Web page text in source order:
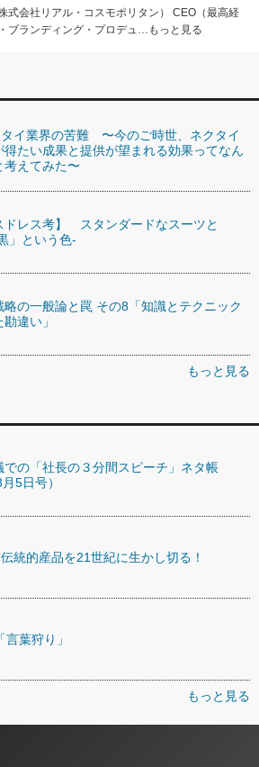
式会社リアル・コスモポリタン） CEO（最高経
ブランディング・プロデュ…もっと見る
イ業界の苦難 〜今のご時世、ネクタイ
得たい成果と提供が望まれる効果ってなん
考えてみた〜
ドレス考】 スタンダードなスーツと
」という色-
略の一般論と罠 その8「知識とテクニック
違い」
もっと見る
での「社長の３分間スピーチ」ネタ帳
5日号）
統的産品を21世紀に生かし切る！
葉狩り」
もっと見る